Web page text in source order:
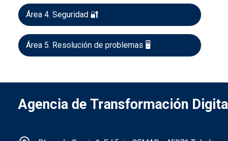
Área 4. Seguridad 🔐
Área 5. Resolución de problemas 🖥️
Agencia de Transformación